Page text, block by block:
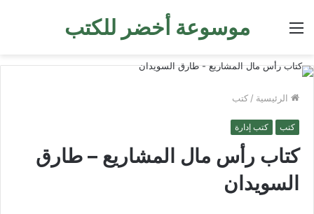
موسوعة أخضر للكتب القائمة
الرئيسية / كتب
كتب كتب إدارة
كتاب رأس مال المشاريع – طارق
السويدان